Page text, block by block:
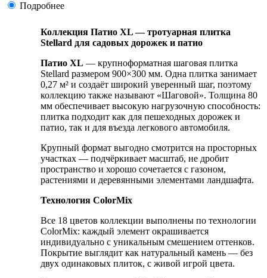
Подробнее
Коллекция Патио XL — тротуарная плитка
Stellard для садовых дорожек и патио
Патио XL — крупноформатная шаговая плитка
Stellard размером 900×300 мм. Одна плитка занимает
0,27 м² и создаёт широкий уверенный шаг, поэтому
коллекцию также называют «Шаговой». Толщина 80
мм обеспечивает высокую нагрузочную способность:
плитка подходит как для пешеходных дорожек и
патио, так и для въезда легкового автомобиля.
Крупный формат выгодно смотрится на просторных
участках — подчёркивает масштаб, не дробит
пространство и хорошо сочетается с газоном,
растениями и деревянными элементами ландшафта.
Технология ColorMix
Все 18 цветов коллекции выполнены по технологии
ColorMix: каждый элемент окрашивается
индивидуально с уникальным смешением оттенков.
Покрытие выглядит как натуральный камень — без
двух одинаковых плиток, с живой игрой цвета.